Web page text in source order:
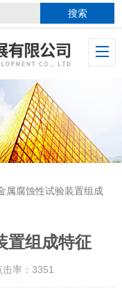
属腐蚀性试验装置组成
置组成特征
率：3351